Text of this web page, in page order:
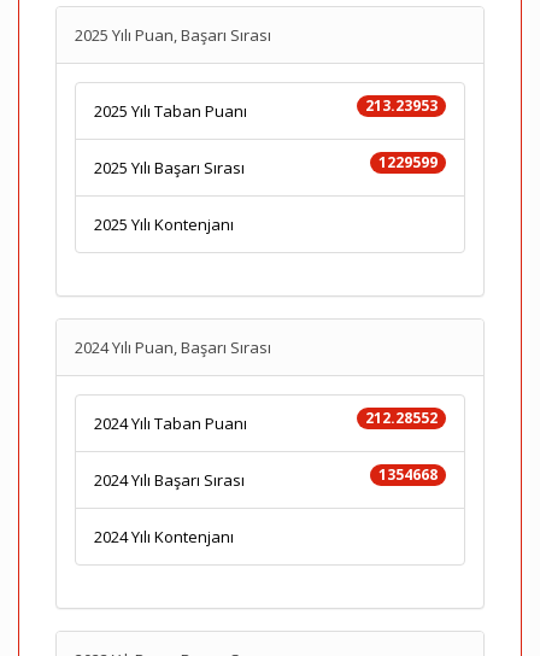
2025 Yılı Puan, Başarı Sırası
213.23953
2025 Yılı Taban Puanı
1229599
2025 Yılı Başarı Sırası
2025 Yılı Kontenjanı
2024 Yılı Puan, Başarı Sırası
212.28552
2024 Yılı Taban Puanı
1354668
2024 Yılı Başarı Sırası
2024 Yılı Kontenjanı